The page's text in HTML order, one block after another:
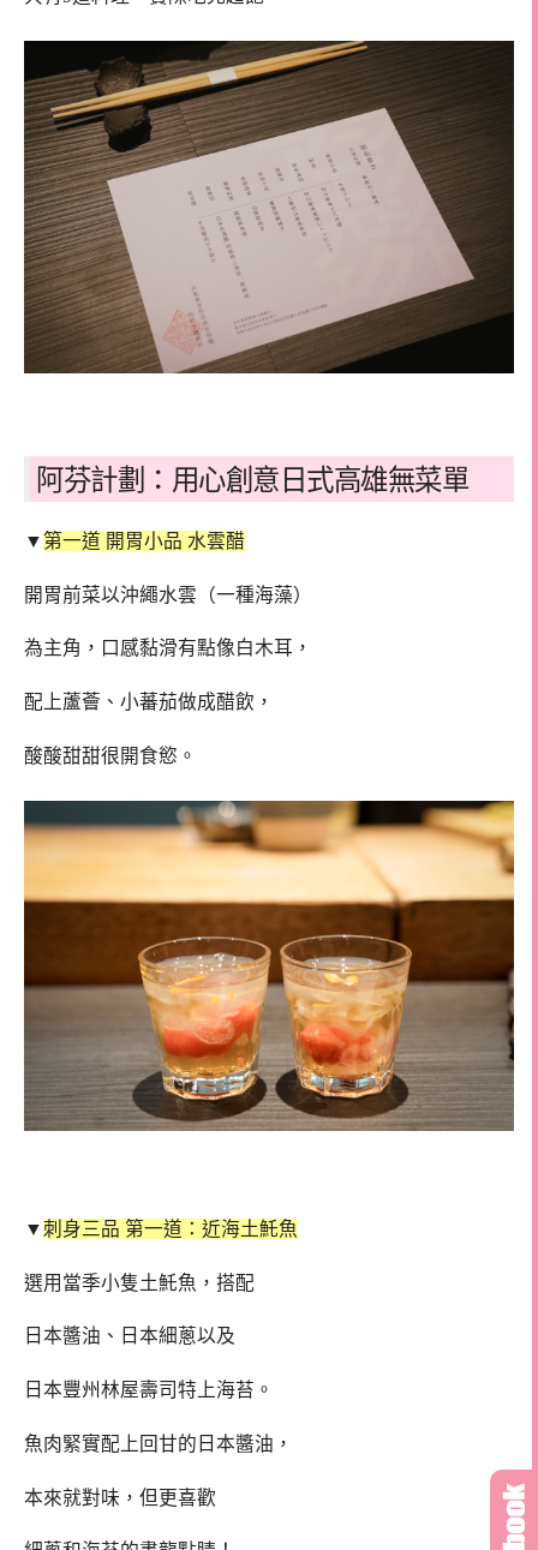
阿芬計劃：用心創意日式高雄無菜單
▼第一道 開胃小品 水雲醋
開胃前菜以沖繩水雲（一種海藻）
為主角，口感黏滑有點像白木耳，
配上蘆薈、小蕃茄做成醋飲，
酸酸甜甜很開食慾。
▼刺身三品 第一道：近海土魠魚
選用當季小隻土魠魚，搭配
日本醬油、日本細蔥以及
日本豐州林屋壽司特上海苔。
魚肉緊實配上回甘的日本醬油，
本來就對味，但更喜歡